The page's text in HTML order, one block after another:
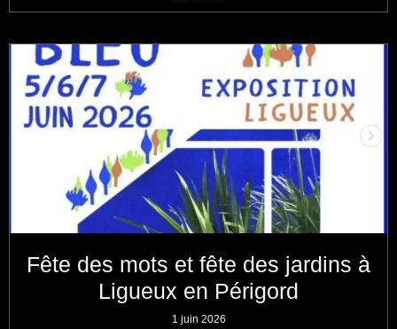
Fête des mots et fête des jardins à
Ligueux en Périgord
1 juin 2026